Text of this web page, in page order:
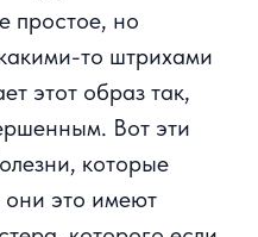
простое, но
то штрихами
этот образ так,
Вот эти
которые
они это имеют